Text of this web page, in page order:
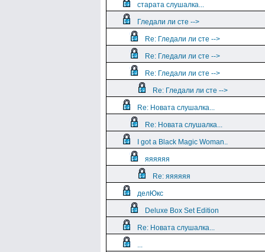
старата слушалка...
Гледали ли сте -->
Re: Гледали ли сте -->
Re: Гледали ли сте -->
Re: Гледали ли сте -->
Re: Гледали ли сте -->
Re: Новата слушалка...
Re: Новата слушалка...
I got a Black Magic Woman..
яяяяяя
Re: яяяяяя
делЮкс
Deluxe Box Set Edition
Re: Новата слушалка...
...